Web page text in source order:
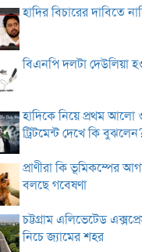
হাদির বিচারের দাবিতে
বিএনপি দলটা দেউলিয়া
হাদিকে নিয়ে প্রথম আলো
ট্রিটমেন্ট দেখে কি
প্রাণীরা কি ভূমিকম্পের
বলছে গবেষণা
চট্টগ্রাম এলিভেটেড
নিচে জ্যামের শহর